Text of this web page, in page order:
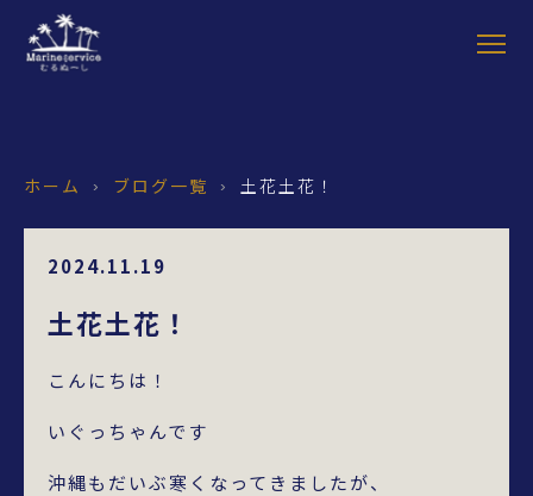
ホーム › ブログ一覧 › 土花土花！
2024.11.19
土花土花！
こんにちは！
いぐっちゃんです
沖縄もだいぶ寒くなってきましたが、